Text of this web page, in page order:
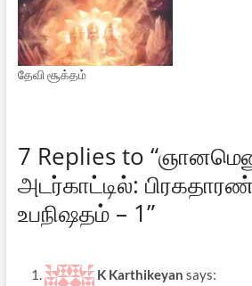
தேவி சூக்தம்
7 Replies to
அடர்காட்டில்:
உபநிஷதம் – 1”
K Karthikeyan says: